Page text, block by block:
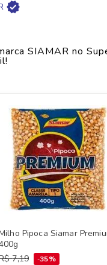
ALIMENTOS
SIAMAR no
ampla seleção de
Pipoca Siamar
7,19 35%